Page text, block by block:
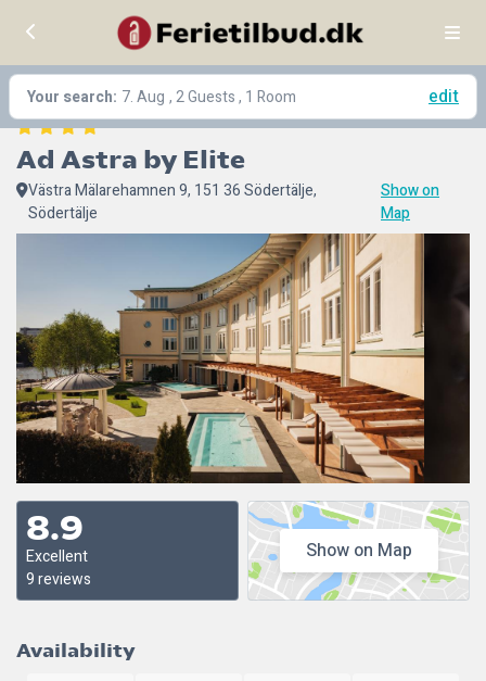
Your search: 7. Aug , 2 Guests , 1 Room edit
Ad Astra by Elite
Västra Mälarehamnen 9, 151 36 Södertälje,
Södertälje
Show on
Map
8.9
Excellent
9 reviews
Show on Map
Availability